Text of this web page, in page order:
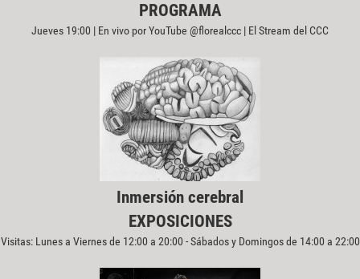
PROGRAMA
Jueves 19:00 | En vivo por YouTube @florealccc | El Stream del CCC
Inmersión cerebral
EXPOSICIONES
Visitas: Lunes a Viernes de 12:00 a 20:00 - Sábados y Domingos de 14:00 a 22:00